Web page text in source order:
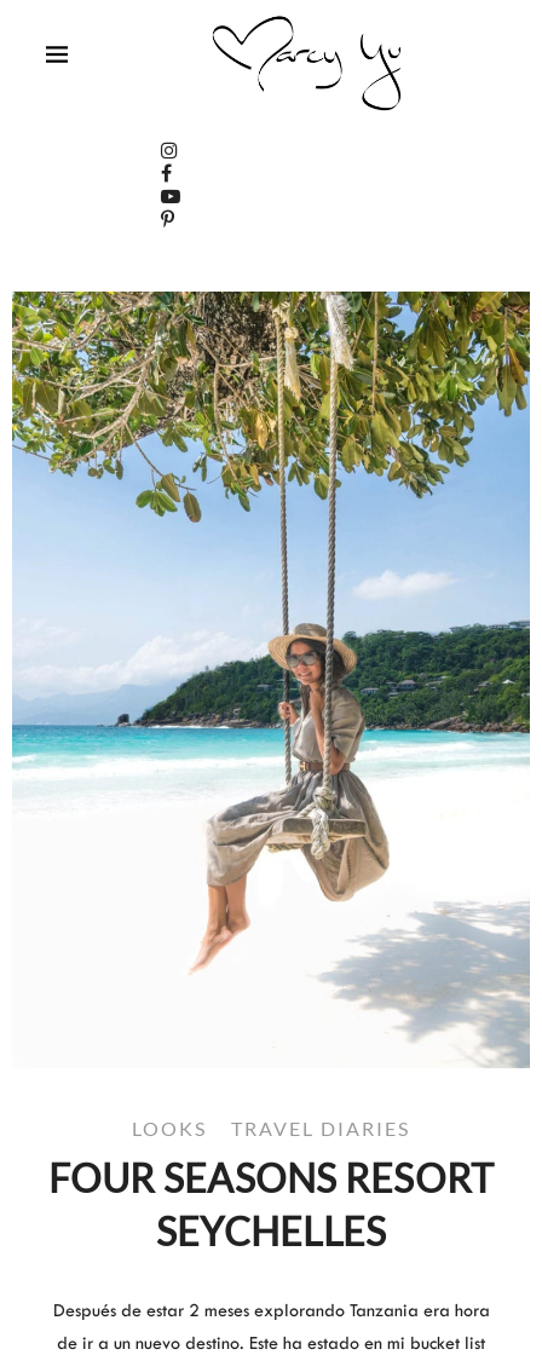
LOOKS TRAVEL DIARIES
FOUR SEASONS RESORT
SEYCHELLES
Después de estar 2 meses explorando Tanzania era hora
de ir a un nuevo destino. Este ha estado en mi bucket list